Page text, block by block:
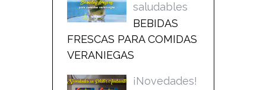
saludables
BEBIDAS
FRESCAS PARA COMIDAS
VERANIEGAS
¡Novedades!